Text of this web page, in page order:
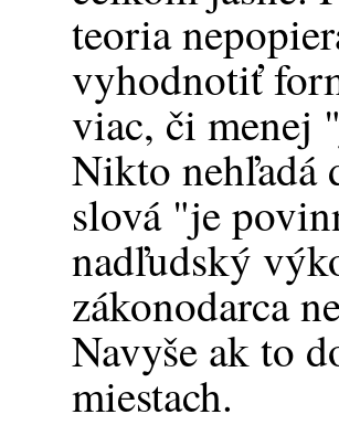
teoria
vyhodnotiť
viac, či menej
Nikto nehľadá
slová "je
nadľudský
zákonodarca
Navyše ak to
miestach.